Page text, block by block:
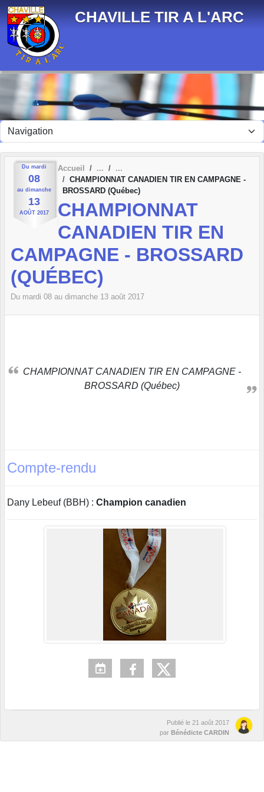
CHAVILLE TIR A L'ARC
Du mardi
08
au dimanche
13
AOÛT 2017
Accueil
CHAMPIONNAT CANADIEN TIR EN CAMPAGNE -
BROSSARD (Québec)
CHAMPIONNAT
CANADIEN TIR EN
CAMPAGNE - BROSSARD
(QUÉBEC)
Du mardi 08 au dimanche 13 août 2017
CHAMPIONNAT CANADIEN TIR EN CAMPAGNE -
BROSSARD (Québec)
Compte-rendu
Dany Lebeuf (BBH) : Champion canadien
Publié le 21 août 2017
par Bénédicte CARDIN
Panneau de gestion des cookies